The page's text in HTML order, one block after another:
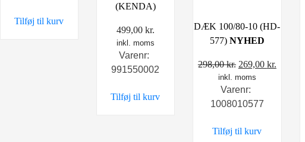
Tilføj til kurv
(KENDA)
499,00 kr.
inkl. moms
Varenr:
991550002
Tilføj til kurv
DÆK 100/80-10 (HD-
577) NYHED
298,00kr. Den
oprindelige
pris
var:
269,00 kr.
inkl. moms
Varenr:
1008010577
Tilføj til kurv